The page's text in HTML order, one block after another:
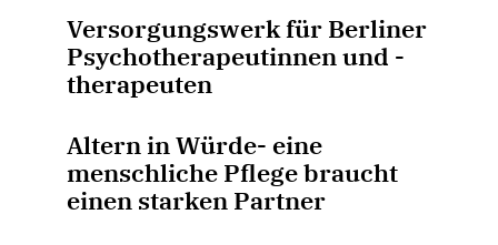
Versorgungswerk für Berliner
Psychotherapeutinnen und -
therapeuten
Altern in Würde- eine
menschliche Pflege braucht
einen starken Partner